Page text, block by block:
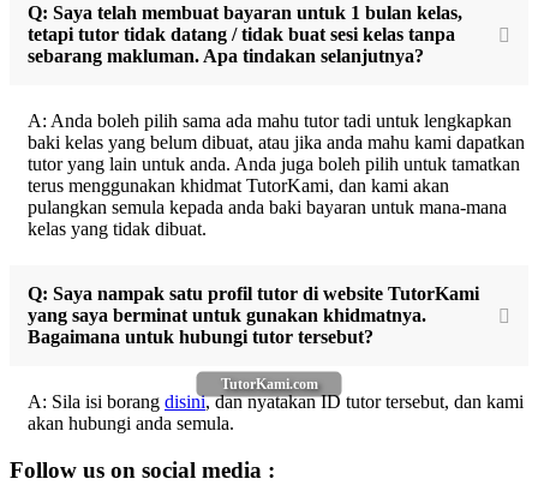
TutorKami.com
Q: Saya telah membuat bayaran untuk 1 bulan kelas,
tetapi tutor tidak datang / tidak buat sesi kelas tanpa
sebarang makluman. Apa tindakan selanjutnya?
A: Anda boleh pilih sama ada mahu tutor tadi untuk lengkapkan
baki kelas yang belum dibuat, atau jika anda mahu kami dapatkan
tutor yang lain untuk anda. Anda juga boleh pilih untuk tamatkan
terus menggunakan khidmat TutorKami, dan kami akan
pulangkan semula kepada anda baki bayaran untuk mana-mana
kelas yang tidak dibuat.
Q: Saya nampak satu profil tutor di website TutorKami
yang saya berminat untuk gunakan khidmatnya.
Bagaimana untuk hubungi tutor tersebut?
A: Sila isi borang disini, dan nyatakan ID tutor tersebut, dan kami
akan hubungi anda semula.
Follow us on social media :